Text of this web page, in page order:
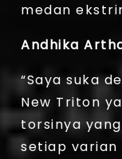
medan
Andhika
“Saya suka
New Triton
torsinya
setiap varian